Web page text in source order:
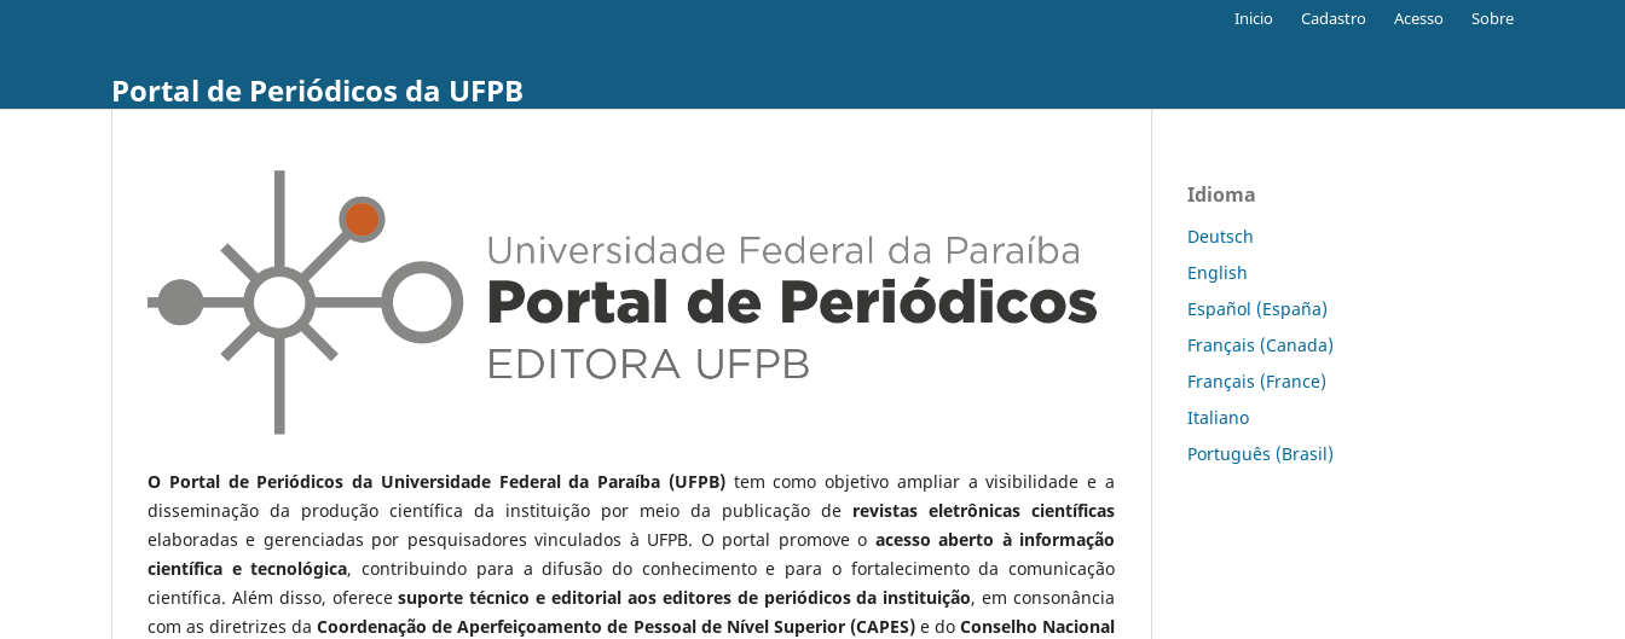
Portal de Periódicos da UFPB
Inicio Cadastro Acesso Sobre
O Portal de Periódicos da Universidade Federal da Paraíba (UFPB)tem como objetivo ampliar a visibilidade e a
disseminação da produção científica da instituição por meio da publicação de revistas eletrônicas científicas
elaboradas e gerenciadas por pesquisadores vinculados à UFPB. O portal promove o acesso aberto à informação
científica e tecnológica, contribuindo para a difusão do conhecimento e para o fortalecimento da comunicação
científica. Além disso, oferecesuporte técnico e editorial aos editores de periódicos da instituição, em consonância
com as diretrizes daCoordenação de Aperfeiçoamento de Pessoal de Nível Superior (CAPES)e do Conselho Nacional
Idioma
Deutsch
English
Español (España)
Français (Canada)
Français (France)
Italiano
Português (Brasil)